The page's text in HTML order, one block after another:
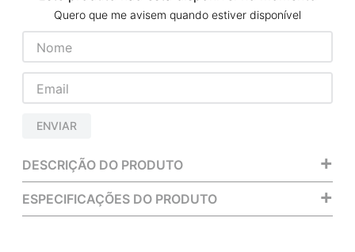
Quero que me avisem quando estiver disponível
ENVIAR
DESCRIÇÃO DO PRODUTO +
ESPECIFICAÇÕES DO PRODUTO +